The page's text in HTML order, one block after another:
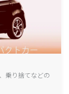
乗り捨てなどの